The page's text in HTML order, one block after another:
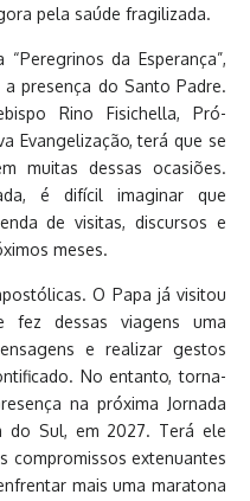
pela saúde fragilizada.
da Esperança”,
presença do Santo Padre.
Rino Fisichella, Pró-
Evangelização, terá que se
muitas dessas ocasiões.
é difícil imaginar que
de visitas, discursos e
meses.
O Papa já visitou
dessas viagens uma
e realizar gestos
No entanto, torna-
na próxima Jornada
do Sul, em 2027. Terá ele
compromissos extenuantes
mais uma maratona